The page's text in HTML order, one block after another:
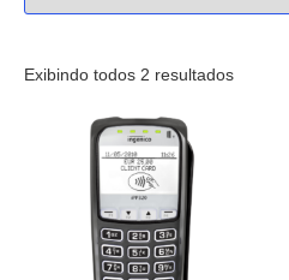
Exibindo todos 2 resultados